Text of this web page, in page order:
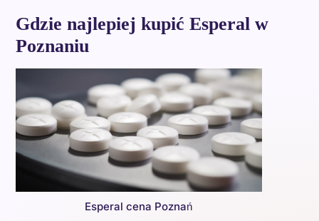
Gdzie najlepiej kupić Esperal w
Poznaniu
Esperal cena Poznań